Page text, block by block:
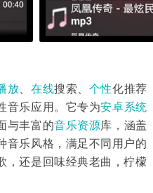
放 、在线搜索、 个性化推荐
音乐应用。它专为安卓系统
与丰富的音乐资源库，涵盖
音乐风格，满足不同用户的
，还是回味经典老曲，柠檬